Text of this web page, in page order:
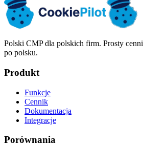
Polski CMP dla polskich firm. Prosty
po polsku.
Produkt
Funkcje
Cennik
Dokumentacja
Integracje
Porównania